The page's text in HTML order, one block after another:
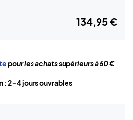
134,95 €
pour les achats supérieurs à 60 €
: 2-4 jours ouvrables